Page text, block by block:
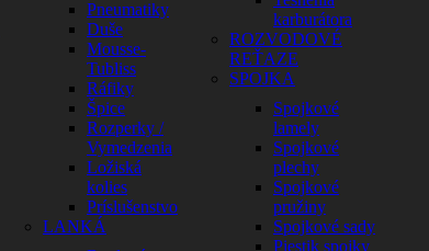
Pneumatiky
Duše
Mousse-
Tubliss
Ráfiky
Špice
Rozperky /
Vymedzenia
Ložiská
kolies
Príslušenstvo
LANKÁ
karburátora
ROZVODOVÉ
REŤAZE
SPOJKA
Spojkové
lamely
Spojkové
plechy
Spojkové
pružiny
Spojkové sady
Piestik spojky